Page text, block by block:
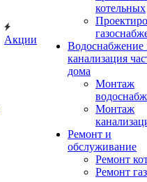
Акции
котельных
Водоснабжение
канализация
дома
Монтаж
Монтаж
Ремонт и
обслуживание
Ремонт
Ремонт